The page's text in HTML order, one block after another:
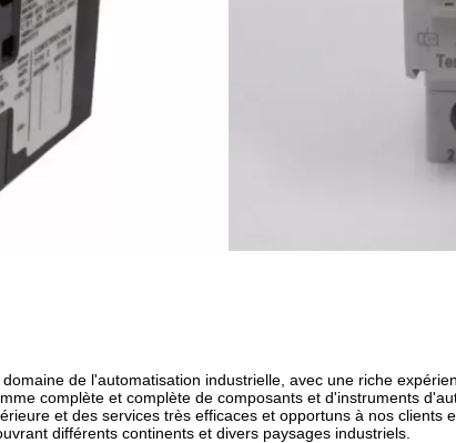
de l'automatisation industrielle, avec une riche
complète et complète de composants et d'instruments
et des services très efficaces et opportuns à nos clients
différents continents et divers paysages industriels.